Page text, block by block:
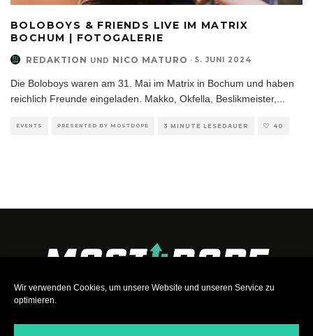
Wir verwenden Cookies, um unsere Website und unseren Service zu
optimieren.
BOLOBOYS & FRIENDS LIVE IM MATRIX
BOCHUM | FOTOGALERIE
REDAKTION UND NICO MATURO · 5. JUNI 2024
Die Boloboys waren am 31. Mai im Matrix in Bochum und haben
reichlich Freunde eingeladen. Makko, Okfella, Beslikmeister,
EVENTS PRESENTED BY MOSTDOPE 3 MINUTE LESEDAUER 40